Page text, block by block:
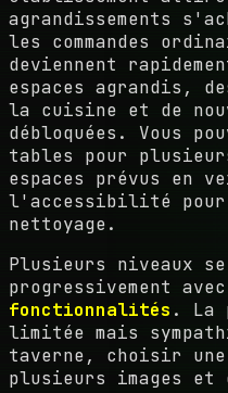
agrandissements
les commandes
deviennent
espaces agrandis,
la cuisine et de
débloquées. Vous
tables pour
espaces prévus en
l'accessibilité
nettoyage.
Plusieurs niveaux
progressivement
fonctionnalités . La
limitée mais
taverne, choisir une
plusieurs images et